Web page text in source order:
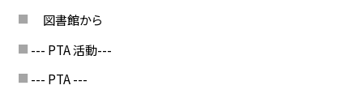
図書館から
--- PTA 活動---
--- PTA ---